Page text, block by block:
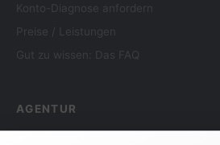
Konto-Diagnose anfordern
Preise / Leistungen
Gut zu wissen: Das FAQ
AGENTUR